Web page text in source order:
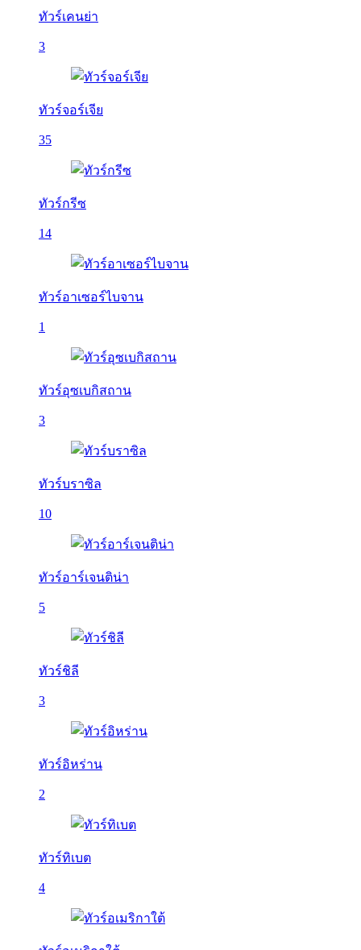
ทัวร์เคนย่า
3
ทัวร์จอร์เจีย
35
ทัวร์กรีซ
14
ทัวร์อาเซอร์ไบจาน
1
ทัวร์อุซเบกิสถาน
3
ทัวร์บราซิล
10
ทัวร์อาร์เจนติน่า
5
ทัวร์ชิลี
3
ทัวร์อิหร่าน
2
ทัวร์ทิเบต
4